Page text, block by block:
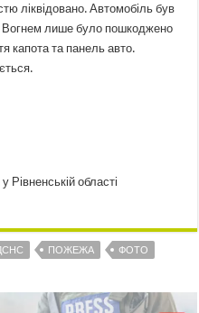
ліквідовано. Автомобіль був
Вогнем лише було пошкоджено
капота та панель авто.
Рівненській області
ПОЖЕЖА ФОТО